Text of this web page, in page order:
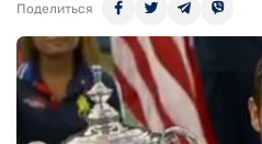
Поделиться